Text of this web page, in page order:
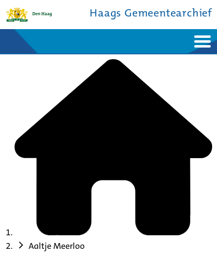
Haags Gemeentearchief
Bronnen en collecties
Aaltje Meerloo